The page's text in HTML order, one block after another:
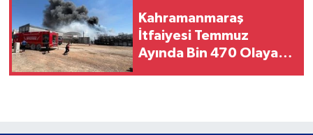
Kahramanmaraş
İtfaiyesi Temmuz
Ayında Bin 470 Olaya